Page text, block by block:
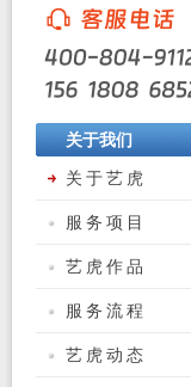
关于我们
关于艺虎
服务项目
艺虎作品
服务流程
艺虎动态